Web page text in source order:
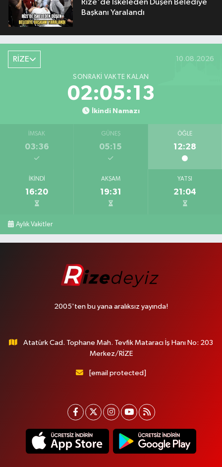
Rize'de İskeleden Düşen Belediye
Başkanı Yaralandı
RİZE 10.08.2026
SONRAKI VAKTE KALAN
02:05:12
İkindi Namazı
İMSAK
03:36
GÜNEŞ
05:15
ÖĞLE
12:28
İKINDI
16:20
AKŞAM
19:31
YATSI
21:04
Aylık Vakitler
2005'ten bu yana aralıksız yayında!
Atatürk Cad. Tophane Mah. Tevfik Mataracı İş Hanı No: 203
Merkez/RİZE
[email protected]